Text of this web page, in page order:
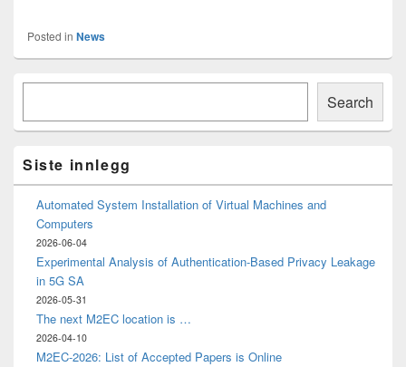
Posted in News
Primary
Area
Search
Siste innlegg
Automated System Installation of Virtual Machines and
Computers
2026-06-04
Experimental Analysis of Authentication-Based Privacy Leakage
in 5G SA
2026-05-31
The next M2EC location is …
2026-04-10
M2EC-2026: List of Accepted Papers is Online